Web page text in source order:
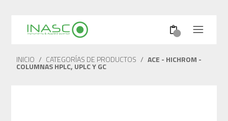
INICIO / CATEGORÍAS DE PRODUCTOS / ACE - HICHROM -
COLUMNAS HPLC, UPLC Y GC